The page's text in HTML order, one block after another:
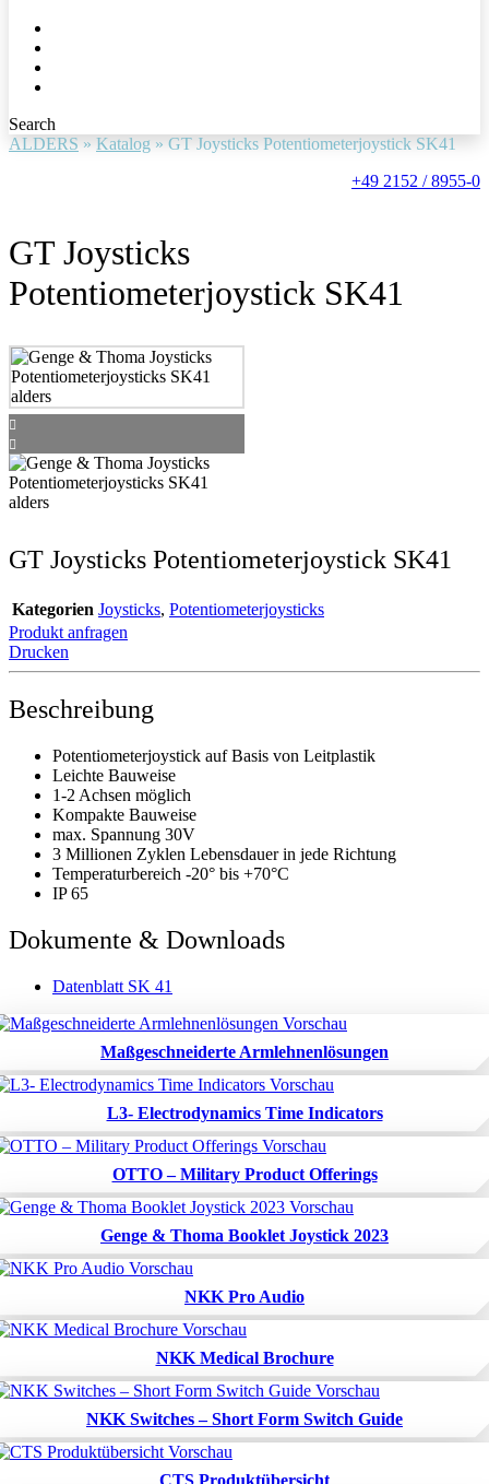
Search
ALDERS » Katalog » GT Joysticks Potentiometerjoystick SK41
+49 2152 / 8955-0
GT Joysticks
Potentiometerjoystick SK41
GT Joysticks Potentiometerjoystick SK41
Kategorien Joysticks, Potentiometerjoysticks
Produkt anfragen
Drucken
Beschreibung
Potentiometerjoystick auf Basis von Leitplastik
Leichte Bauweise
1-2 Achsen möglich
Kompakte Bauweise
max. Spannung 30V
3 Millionen Zyklen Lebensdauer in jede Richtung
Temperaturbereich -20° bis +70°C
IP 65
Dokumente & Downloads
Datenblatt SK 41
Maßgeschneiderte Armlehnenlösungen
L3- Electrodynamics Time Indicators
OTTO – Military Product Offerings
Genge & Thoma Booklet Joystick 2023
NKK Pro Audio
NKK Medical Brochure
NKK Switches – Short Form Switch Guide
CTS Produktübersicht